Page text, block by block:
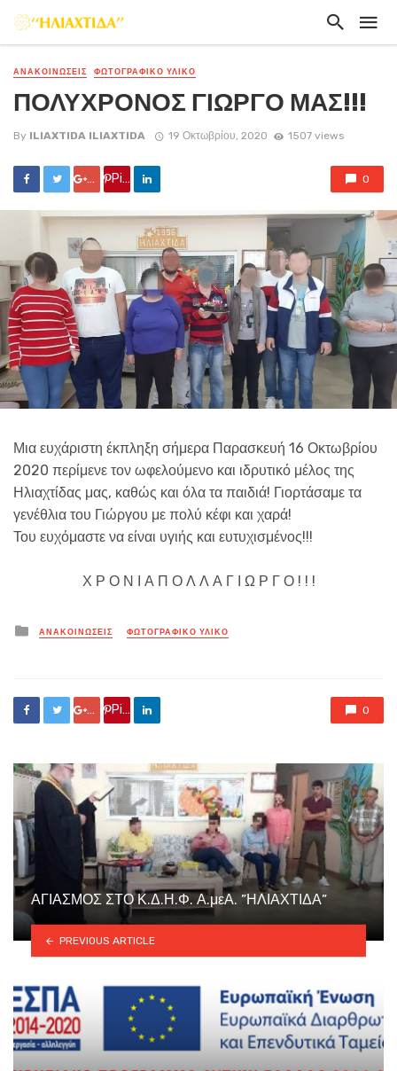
ΑΝΑΚΟΙΝΏΣΕΙΣ ΦΩΤΟΓΡΑΦΙΚΟ ΥΛΙΚΟ
ΠΟΛΥΧΡΟΝΟΣ ΓΙΩΡΓΟ ΜΑΣ!!!
By ILIAXTIDA ILIAXTIDA 19 Οκτωβρίου, 2020 1507 views
Google +
Pin it 0
Μια ευχάριστη έκπληξη σήμερα Παρασκευή 16 Οκτωβρίου
2020 περίμενε τον ωφελούμενο και ιδρυτικό μέλος της
Ηλιαχτίδας μας, καθώς και όλα τα παιδιά! Γιορτάσαμε τα
γενέθλια του Γιώργου με πολύ κέφι και χαρά!
Του ευχόμαστε να είναι υγιής και ευτυχισμένος!!!
Χ Ρ Ο Ν Ι Α Π Ο Λ Λ Α Γ Ι Ω Ρ Γ Ο ! ! !
Posted
in
ΑΝΑΚΟΙΝΏΣΕΙΣ ΦΩΤΟΓΡΑΦΙΚΟ ΥΛΙΚΟ
Google +
Pin it 0
ΑΓΙΑΣΜΟΣ ΣΤΟ Κ.Δ.Η.Φ. Α.μεΑ. ”ΗΛΙΑΧΤΙΔΑ”
PREVIOUS ARTICLE